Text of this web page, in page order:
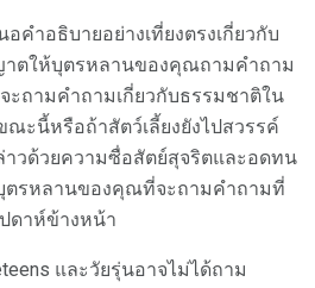
คำอธิบายอย่างเที่ยงตรงเกี่ยวกับ
ตให้บุตรหลานของคุณถามคำถาม
ะถามคำถามเกี่ยวกับธรรมชาติใน
ะนี้หรือถ้าสัตว์เลี้ยงยังไปสวรรค์
วด้วยความซื่อสัตย์สุจริตและอดทน
ตรหลานของคุณที่จะถามคำถามที่
ดาห์ข้างหน้า
และวัยรุ่นอาจไม่ได้ถาม